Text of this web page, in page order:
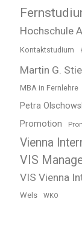
Hochschule
Kontaktstudium
Martin G.
MBA in Fernlehre
Petra
Promotion
Vienna
VIS
VIS Vienna
Wels WKO